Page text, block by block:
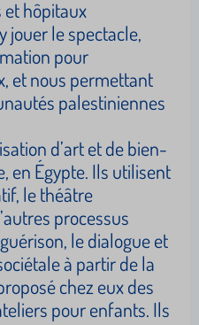
hôpitaux
jouer le spectacle,
pour
et nous permettant
palestiniennes
d’art et de bien-
en Égypte. Ils utilisent
le théâtre
processus
le dialogue et
à partir de la
chez eux des
pour enfants. Ils